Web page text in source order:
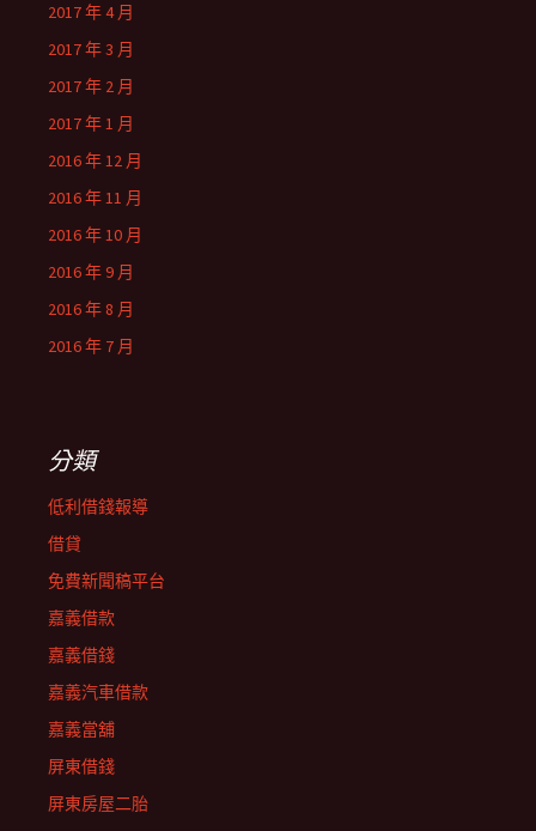
2017 年 4 月
2017 年 3 月
2017 年 2 月
2017 年 1 月
2016 年 12 月
2016 年 11 月
2016 年 10 月
2016 年 9 月
2016 年 8 月
2016 年 7 月
分類
低利借錢報導
借貸
免費新聞稿平台
嘉義借款
嘉義借錢
嘉義汽車借款
嘉義當舖
屏東借錢
屏東房屋二胎